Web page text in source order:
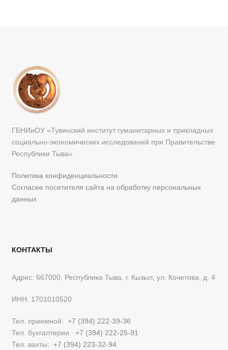
ГБНИиОУ «Тувинский институт гуманитарных и прикладных
социально-экономических исследований при Правительстве
Республики Тыва»
Политика конфиденциальности
Согласие посетителя сайта на обработку персональных
данных
КОНТАКТЫ
Адрес: 667000, Республика Тыва, г. Кызыл, ул. Кочетова, д. 4
ИНН: 1701010520
Тел. приемной: +7 (394) 222-39-36
Тел. бухгалтерии: +7 (394) 222-25-91
Тел. вахты: +7 (394) 223-32-94